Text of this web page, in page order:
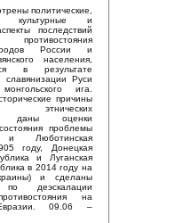
политические,
культурные и
последствий
противостояния
России и
населения,
в результате
славянизации Руси
ига.
причины
этнических
даны оценки
проблемы
и Люботинская
году, Донецкая
и Луганская
в 2014 году на
и сделаны
по деэскалации
на
09.06 –